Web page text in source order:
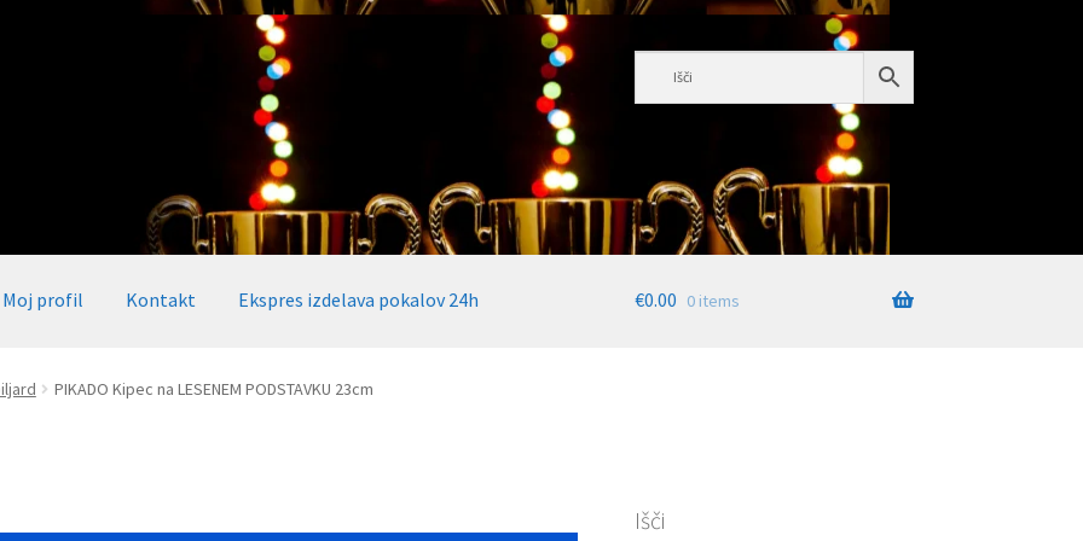
Moj profil Kontakt Ekspres izdelava pokalov 24h
24h Embed iList Galerija medaljeGalerija pokali
€0.00 0 items
PIKADO Kipec na LESENEM PODSTAVKU 23cm
Išči